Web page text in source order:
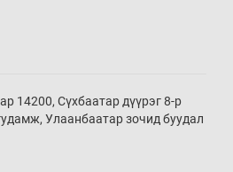
14200, Сүхбаатар дүүрэг 8-р
Улаанбаатар зочид буудал